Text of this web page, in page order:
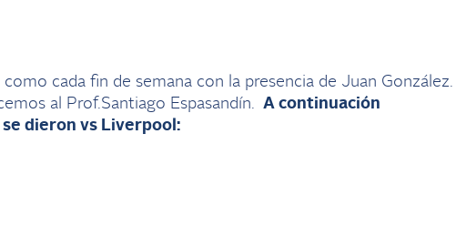
cada fin de semana con la presencia de Juan González.
al Prof.Santiago Espasandín. A continuación
dieron vs Liverpool: